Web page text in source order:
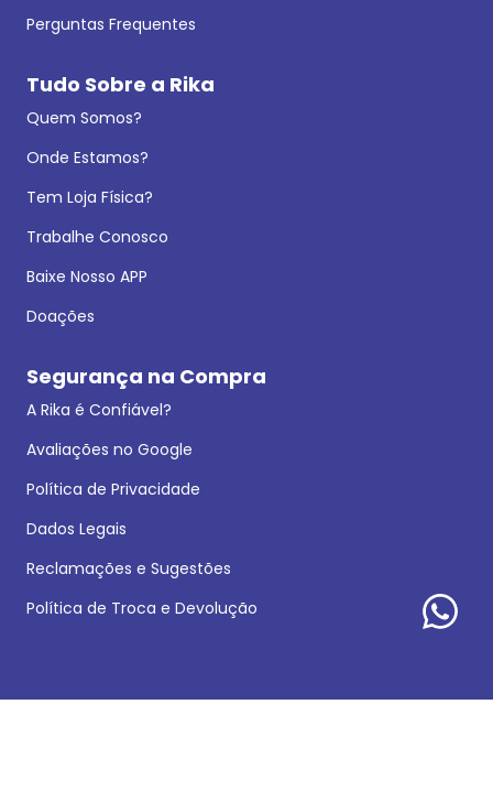
Perguntas Frequentes
Tudo Sobre a Rika
Quem Somos?
Onde Estamos?
Tem Loja Física?
Trabalhe Conosco
Baixe Nosso APP
Doações
Segurança na Compra
A Rika é Confiável?
Avaliações no Google
Política de Privacidade
Dados Legais
Reclamações e Sugestões
Política de Troca e Devolução
Formas de pagamento